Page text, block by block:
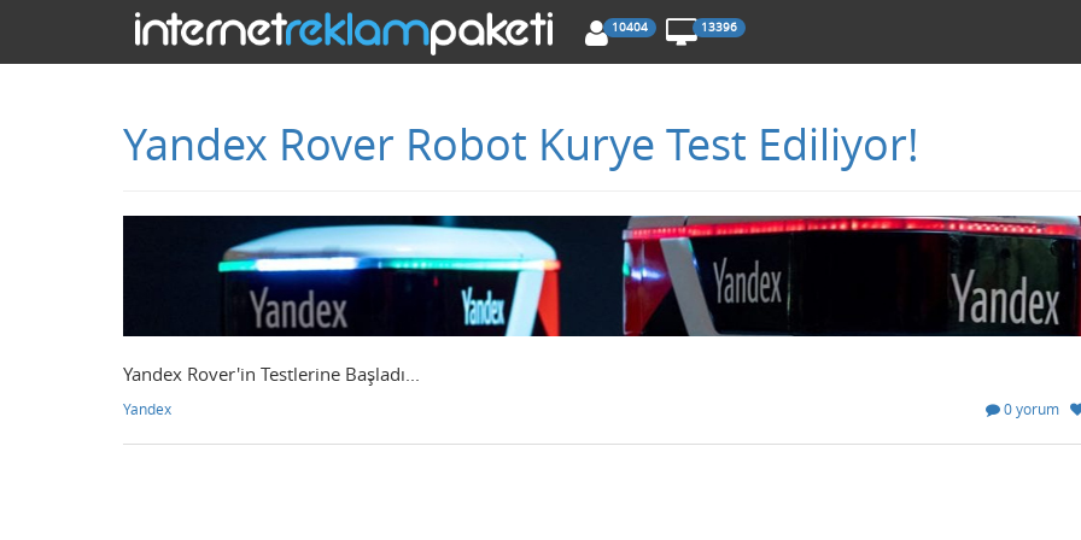
10404 13396
Yandex Rover Robot Kurye Test Ediliyor!
Yandex Rover'in Testlerine Başladı...
Yandex 0 yorum